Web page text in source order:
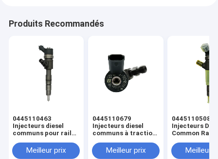
Produits Recommandés
0445110463
Injecteurs diesel
communs pour rail
automatique
Meilleur prix
0445110679
Injecteurs diesel
communs à traction
Meilleur prix
0445110508
Injecteurs
Common Rail
Automatique
Meilleur